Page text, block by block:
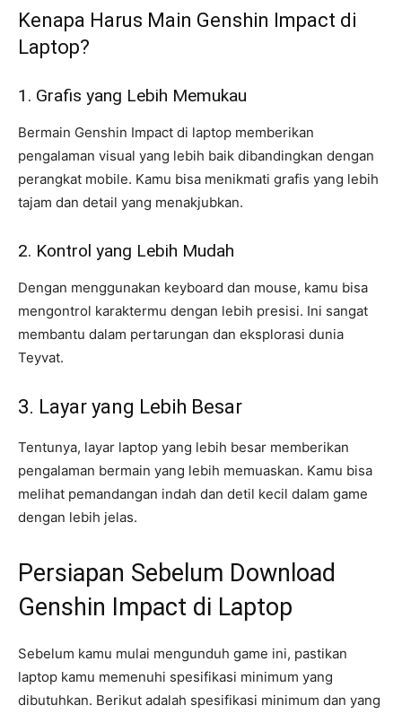
Kenapa Harus Main Genshin Impact di
Laptop?
1. Grafis yang Lebih Memukau
Bermain Genshin Impact di laptop memberikan
pengalaman visual yang lebih baik dibandingkan dengan
perangkat mobile. Kamu bisa menikmati grafis yang lebih
tajam dan detail yang menakjubkan.
2. Kontrol yang Lebih Mudah
Dengan menggunakan keyboard dan mouse, kamu bisa
mengontrol karaktermu dengan lebih presisi. Ini sangat
membantu dalam pertarungan dan eksplorasi dunia
Teyvat.
3. Layar yang Lebih Besar
Tentunya, layar laptop yang lebih besar memberikan
pengalaman bermain yang lebih memuaskan. Kamu bisa
melihat pemandangan indah dan detil kecil dalam game
dengan lebih jelas.
Persiapan Sebelum Download
Genshin Impact di Laptop
Sebelum kamu mulai mengunduh game ini, pastikan
laptop kamu memenuhi spesifikasi minimum yang
dibutuhkan. Berikut adalah spesifikasi minimum dan yang